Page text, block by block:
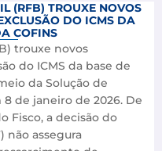
(RFB) TROUXE NOVOS
DO ICMS DA
COFINS
trouxe novos
do ICMS da base de
da Solução de
8 de janeiro de 2026. De
Fisco, a decisão do
não assegura